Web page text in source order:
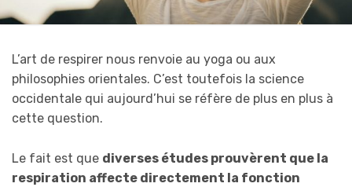
L’art de respirer nous renvoie au yoga ou aux
philosophies orientales. C’est toutefois la science
occidentale qui aujourd’hui se réfère de plus en plus à
cette question.
Le fait est que diverses études prouvèrent que la
respiration affecte directement la fonction